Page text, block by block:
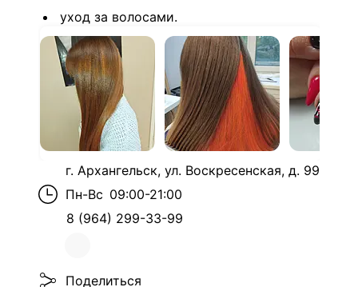
уход за волосами.
г. Архангельск, ул. Воскресенская, д. 99
Пн-Вс 09:00-21:00
8 (964) 299-33-99
Поделиться